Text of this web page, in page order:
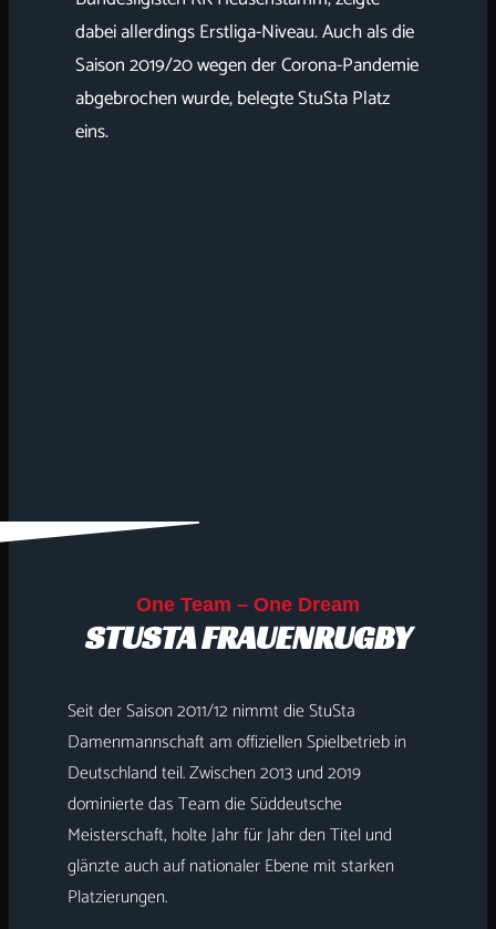
dabei allerdings Erstliga-Niveau. Auch als die
Saison 2019/20 wegen der Corona-Pandemie
abgebrochen wurde, belegte StuSta Platz
eins.
One Team – One Dream
STUSTA FRAUENRUGBY
Seit der Saison 2011/12 nimmt die StuSta
Damenmannschaft am offiziellen Spielbetrieb in
Deutschland teil. Zwischen 2013 und 2019
dominierte das Team die Süddeutsche
Meisterschaft, holte Jahr für Jahr den Titel und
glänzte auch auf nationaler Ebene mit starken
Platzierungen.